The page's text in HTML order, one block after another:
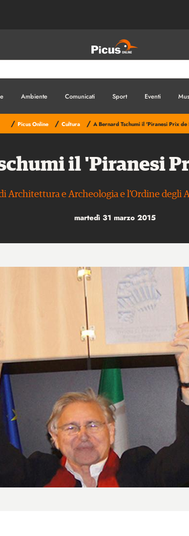
Ambiente Comunicati Sport Eventi
/ Picus Online / Cultura / A Bernard Tschumi il 'Piranesi Prix
il 'Piranesi
di Architettura e Archeologia e l’Ordine
martedì 31 marzo 2015